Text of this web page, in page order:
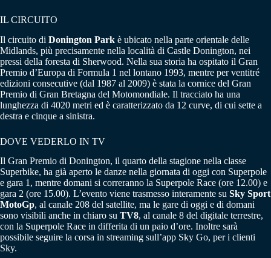
IL CIRCUITO
Il circuito di Donington Park è ubicato nella parte orientale delle
Midlands, più precisamente nella località di Castle Donington, nei
pressi della foresta di Sherwood. Nella sua storia ha ospitato il Gran
Premio d’Europa di Formula 1 nel lontano 1993, mentre per ventitré
edizioni consecutive (dal 1987 al 2009) è stata la cornice del Gran
Premio di Gran Bretagna del Motomondiale. Il tracciato ha una
lunghezza di 4020 metri ed è caratterizzato da 12 curve, di cui sette a
destra e cinque a sinistra.
DOVE VEDERLO IN TV
Il Gran Premio di Donington, il quarto della stagione nella classe
Superbike, ha già aperto le danze nella giornata di oggi con Superpole
e gara 1, mentre domani si correranno la Superpole Race (ore 12.00) e
gara 2 (ore 15.00). L’evento viene trasmesso interamente su Sky Sport
MotoGp, al canale 208 del satellite, ma le gare di oggi e di domani
sono visibili anche in chiaro su TV8, al canale 8 del digitale terrestre,
con la Superpole Race in differita di un paio d’ore. Inoltre sarà
possibile seguire la corsa in streaming sull’app Sky Go, per i clienti
Sky.